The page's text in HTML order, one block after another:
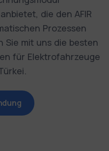
die den AFIR
Prozessen
Sie mit uns die besten
für Elektrofahrzeuge